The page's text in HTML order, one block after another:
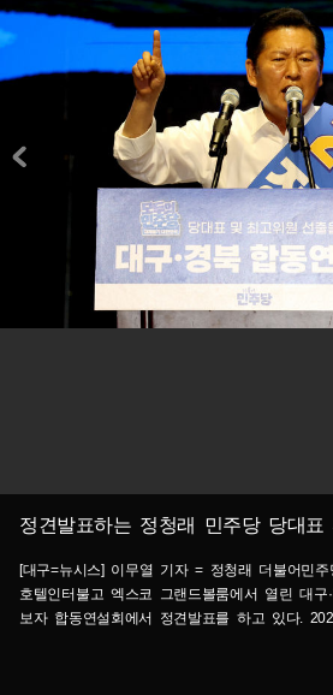
정견발표하는 정청래 민주당 당대표
[대구=뉴시스] 이무열 기자 = 정청래 더불어민
호텔인터불고 엑스코 그랜드볼룸에서 열린 대
보자 합동연설회에서 정견발표를 하고 있다.